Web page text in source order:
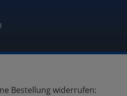
Bestellung widerrufen: